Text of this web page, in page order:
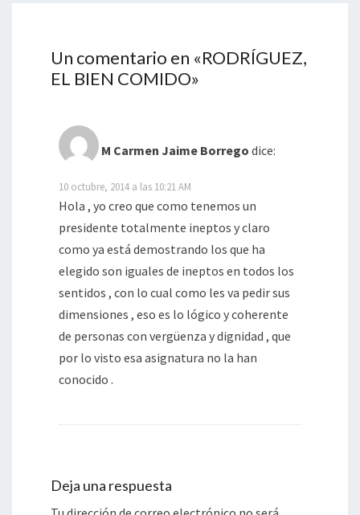
Un comentario en «RODRÍGUEZ,
EL BIEN COMIDO»
M Carmen Jaime Borrego dice:
10 octubre, 2014 a las 10:21 AM
Hola , yo creo que como tenemos un
presidente totalmente ineptos y claro
como ya está demostrando los que ha
elegido son iguales de ineptos en todos los
sentidos , con lo cual como les va pedir sus
dimensiones , eso es lo lógico y coherente
de personas con vergüenza y dignidad , que
por lo visto esa asignatura no la han
conocido .
Deja una respuesta